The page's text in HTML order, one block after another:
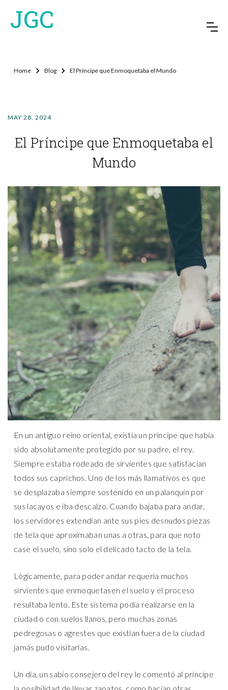
JGC
Home Blog El Príncipe que Enmoquetaba el Mundo
MAY 28, 2024
El Príncipe que Enmoquetaba el
Mundo
En un antiguo reino oriental, existía un príncipe que había
sido absolutamente protegido por su padre, el rey.
Siempre estaba rodeado de sirvientes que satisfacían
todos sus caprichos. Uno de los más llamativos es que
se desplazaba siempre sostenido en un palanquín por
sus lacayos e iba descalzo. Cuando bajaba para andar,
los servidores extendían ante sus pies desnudos piezas
de tela que aproximaban unas a otras, para que noto
case el suelo, sino solo el delicado tacto de la tela.
Lógicamente, para poder andar requería muchos
sirvientes que enmoquetasen el suelo y el proceso
resultaba lento. Este sistema podía realizarse en la
ciudad o con suelos llanos, pero muchas zonas
pedregosas o agrestes que existían fuera de la ciudad
jamás pudo visitarlas.
Un día, un sabio consejero del rey le comentó al príncipe